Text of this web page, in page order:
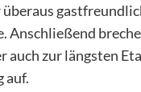
überaus
Anschließend
auch zur längsten
auf.